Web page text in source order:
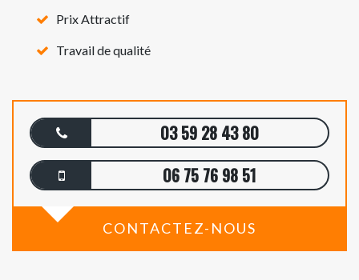
Prix Attractif
Travail de qualité
03 59 28 43 80
06 75 76 98 51
CONTACTEZ-NOUS